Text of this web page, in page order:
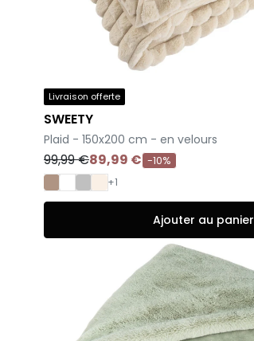
Livraison offerte
SWEETY
-
Plaid - 150x200 cm - en velours
99,99 €89,99 € -10%
+1
Ajouter au panier